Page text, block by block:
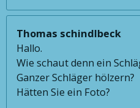
Thomas schindlbeck
Hallo.
Wie schaut denn ein
Ganzer Schläger hölzern?
Hätten Sie ein Foto?